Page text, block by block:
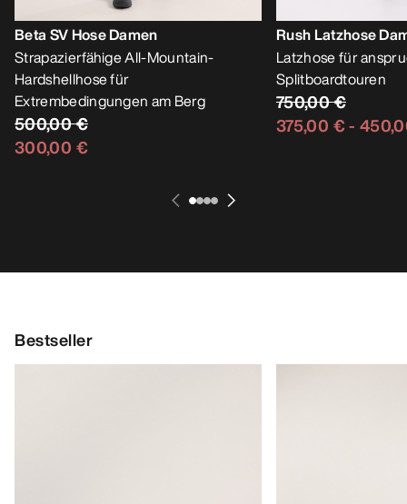
Beta SV Hose Damen
Strapazierfähige All-Mountain-
Hardshellhose für
Extrembedingungen am Berg
500,00 €
300,00 €
Rush Latzhose
Latzhose für
Splitboardtouren
750,00 €
375,00 €-
Bestseller